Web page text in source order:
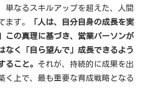
単なるスキルアップを超えた、人間
ます。
「人は、自分自身の成長を実
この真理に基づき、営業パーソンが
なく「自ら望んで」成長できるよう
ること。 それが、持続的に成果を出
く上で、最も重要な育成戦略となる